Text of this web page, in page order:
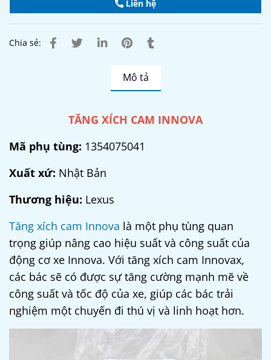
Liên hệ
Chia sẻ:
Mô tả
TĂNG XÍCH CAM INNOVA
Mã phụ tùng: 1354075041
Xuất xứ: Nhật Bản
Thương hiệu: Lexus
Tăng xích cam Innova là một phụ tùng quan
trọng giúp nâng cao hiệu suất và công suất của
động cơ xe Innova. Với tăng xích cam Innovax,
các bác sẽ có được sự tăng cường mạnh mẽ về
công suất và tốc độ của xe, giúp các bác trải
nghiệm một chuyến đi thú vị và linh hoạt hơn.